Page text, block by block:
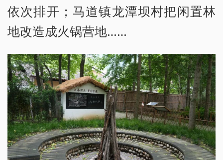
依次排开；马道镇龙潭坝村把闲置林
地改造成火锅营地……